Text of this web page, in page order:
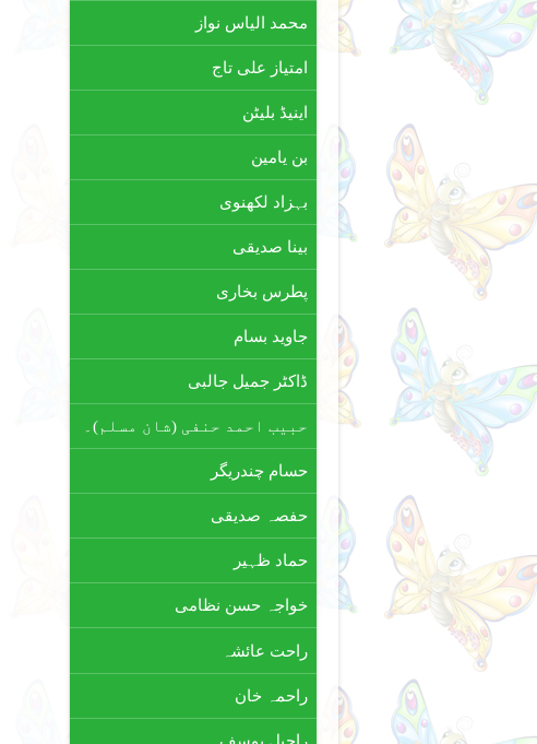
محمد الیاس نواز
امتیاز علی تاج
اینیڈ بلیٹن
بن یامین
بہزاد لکھنوی
بینا صدیقی
پطرس بخاری
جاوید بسام
ڈاکٹر جمیل جالبی
حبیب احمد حنفی (شان مسلم)۔
حسام چندریگر
حفصہ صدیقی
حماد ظہیر
خواجہ حسن نظامی
راحت عائشہ
راحمہ خان
راحیل یوسف